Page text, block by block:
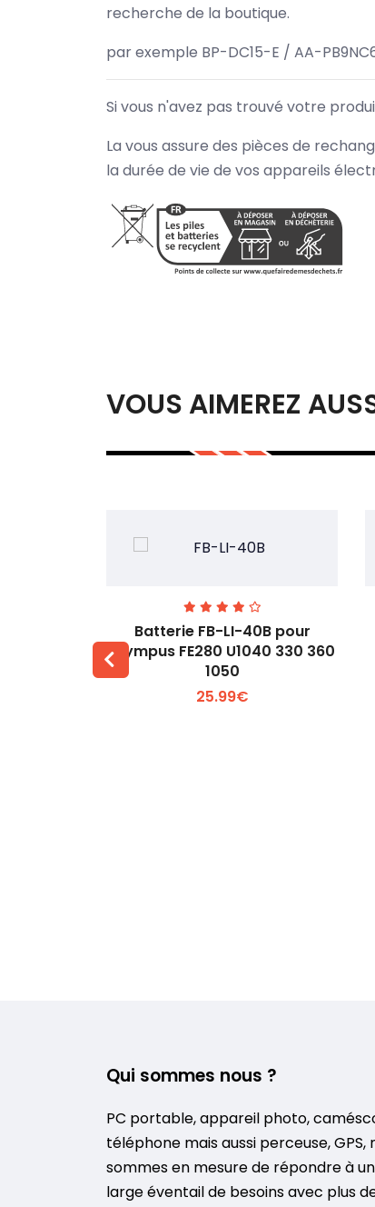
recherche de la boutique.
par exemple BP-DC15-E / AA-
Si vous n'avez pas trouvé votre
La vous assure des pièces de
la durée de vie de vos appareils
VOUS AIMEREZ
Voir plus +
Batterie FB-LI-40B pour
Olympus FE280 U1040 330 360
1050
25.99€
Qui sommes nous ?
PC portable, appareil photo,
téléphone mais aussi perceuse, GPS,
sommes en mesure de répondre à
large éventail de besoins avec plus